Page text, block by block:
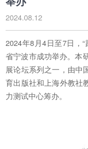
2024.08.12
2024年8月4日至7日，
省宁波市成功举办。本
展论坛系列之一，由中
育出版社和上海外教社
力测试中心筹办。